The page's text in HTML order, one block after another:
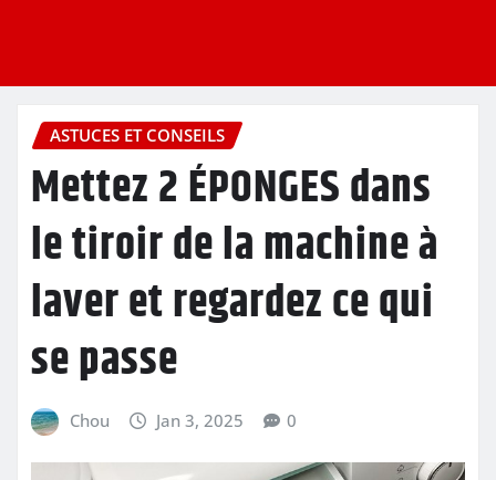
ASTUCES ET CONSEILS
Mettez 2 ÉPONGES dans
le tiroir de la machine à
laver et regardez ce qui
se passe
Chou Jan 3, 2025 0